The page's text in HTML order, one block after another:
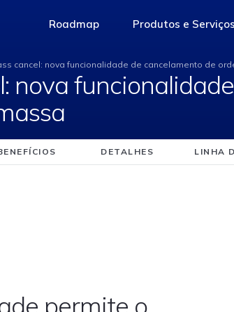
nova
access-the-page
Roadmap access-
Produtos e Serviços
cancel: nova funcionalidade de cancelamento de
nova
DETALHES LINHA
permite o